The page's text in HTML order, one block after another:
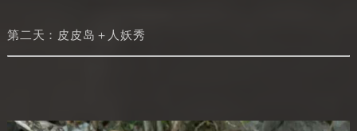
第二天：皮皮岛＋人妖秀